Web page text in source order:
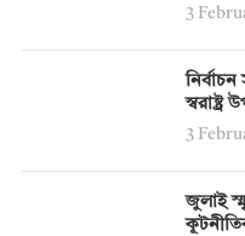
3
স্বরাষ্ট্র
3
জুলাই